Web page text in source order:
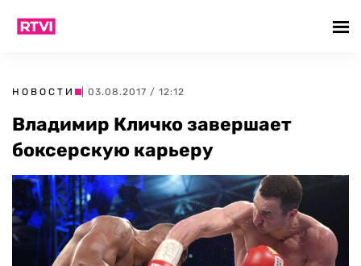
НОВОСТИ | 03.08.2017 / 12:12
Владимир Кличко завершает
боксерскую карьеру